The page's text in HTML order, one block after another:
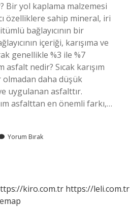
Bir yol kaplama malzemesi
özelliklere sahip mineral, iri
bağlayıcının bir
içeriği, karışıma ve
genellikle %3 ile %7
asfalt nedir? Sıcak karışım
daha düşük
uygulanan asfalttır.
asfalttan en önemli farkı,…
Yorum Bırak
kiro.com.tr https://leli.com.tr